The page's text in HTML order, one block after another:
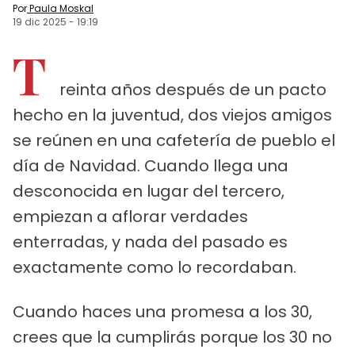
PorPaula Moskal
19 dic 2025 - 19:19
T
reinta años después de un pacto
hecho en la juventud, dos viejos amigos
se reúnen en una cafetería de pueblo el
día de Navidad. Cuando llega una
desconocida en lugar del tercero,
empiezan a aflorar verdades
enterradas, y nada del pasado es
exactamente como lo recordaban.
Cuando haces una promesa a los 30,
crees que la cumplirás porque los 30 no